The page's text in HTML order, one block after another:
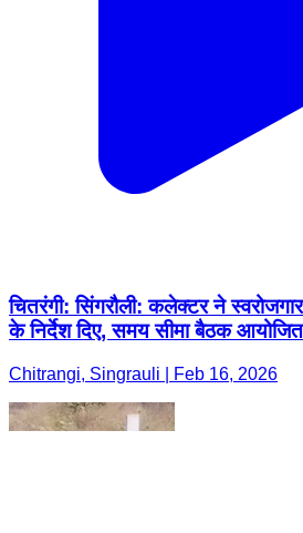
चितरंगी: सिंगरौली: कलेक्टर ने
के निर्देश दिए, समय सीमा बैठक आयोजित
Chitrangi, Singrauli | Feb 16, 2026